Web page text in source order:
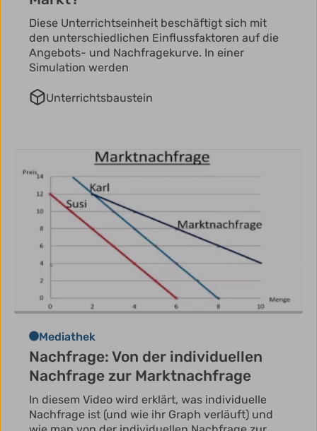
Diese Unterrichtseinheit beschäftigt sich mit
den unterschiedlichen Einflussfaktoren auf die
Angebots- und Nachfragekurve. In einer
Simulation werden
Unterrichtsbaustein
Mediathek
Nachfrage: Von der individuellen
Nachfrage zur Marktnachfrage
In diesem Video wird erklärt, was individuelle
Nachfrage ist (und wie ihr Graph verläuft) und